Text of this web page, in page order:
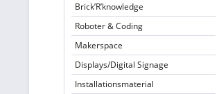
Brick’R’knowledge
Roboter & Coding
Makerspace
Displays/Digital Signage
Installationsmaterial